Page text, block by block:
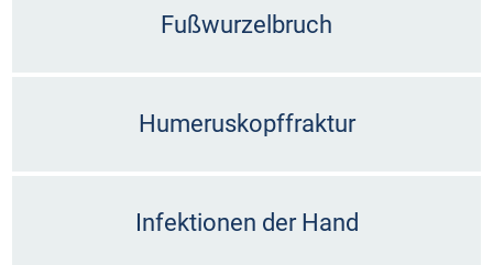
Fußwurzelbruch
Humeruskopffraktur
Infektionen der Hand